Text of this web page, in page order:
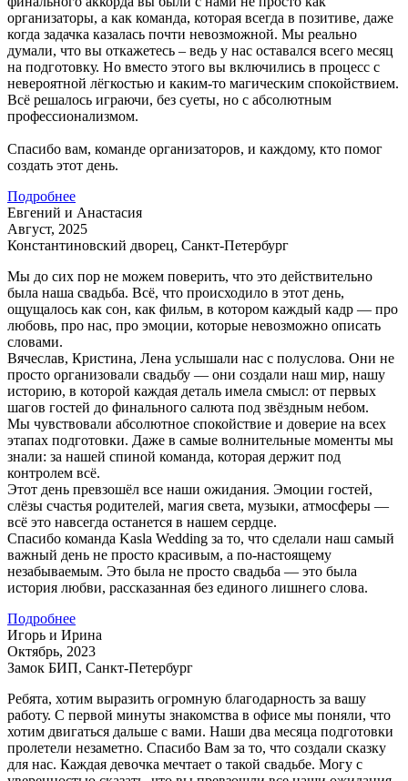
организаторы, а как команда, которая всегда в позитиве, даже
когда задачка казалась почти невозможной. Мы реально
думали, что вы откажетесь – ведь у нас оставался всего месяц
на подготовку. Но вместо этого вы включились в процесс с
невероятной лёгкостью и каким-то магическим спокойствием.
Всё решалось играючи, без суеты, но с абсолютным
профессионализмом.
Спасибо вам, команде организаторов, и каждому, кто помог
создать этот день.
Подробнее
Евгений и Анастасия
Август, 2025
Константиновский дворец, Санкт-Петербург
Мы до сих пор не можем поверить, что это действительно
была наша свадьба. Всё, что происходило в этот день,
ощущалось как сон, как фильм, в котором каждый кадр — про
любовь, про нас, про эмоции, которые невозможно описать
словами.
Вячеслав, Кристина, Лена услышали нас с полуслова. Они не
просто организовали свадьбу — они создали наш мир, нашу
историю, в которой каждая деталь имела смысл: от первых
шагов гостей до финального салюта под звёздным небом.
Мы чувствовали абсолютное спокойствие и доверие на всех
этапах подготовки. Даже в самые волнительные моменты мы
знали: за нашей спиной команда, которая держит под
контролем всё.
Этот день превзошёл все наши ожидания. Эмоции гостей,
слёзы счастья родителей, магия света, музыки, атмосферы —
всё это навсегда останется в нашем сердце.
Спасибо команда Kasla Wedding за то, что сделали наш самый
важный день не просто красивым, а по-настоящему
незабываемым. Это была не просто свадьба — это была
история любви, рассказанная без единого лишнего слова.
Подробнее
Игорь и Ирина
Октябрь, 2023
Замок БИП, Санкт-Петербург
Ребята, хотим выразить огромную благодарность за вашу
работу. С первой минуты знакомства в офисе мы поняли, что
хотим двигаться дальше с вами. Наши два месяца подготовки
пролетели незаметно. Спасибо Вам за то, что создали сказку
для нас. Каждая девочка мечтает о такой свадьбе. Могу с